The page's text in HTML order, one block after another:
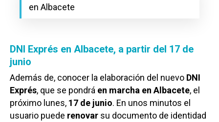
en Albacete
DNI Exprés en Albacete, a partir del 17 de
junio
Además de, conocer la elaboración del nuevo DNI
Exprés, que se pondrá en marcha en Albacete, el
próximo lunes, 17 de junio. En unos minutos el
usuario puede renovar su documento de identidad